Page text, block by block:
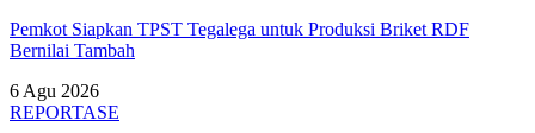
Pemkot Siapkan TPST Tegalega untuk Produksi Briket RDF
Bernilai Tambah
6 Agu 2026
REPORTASE